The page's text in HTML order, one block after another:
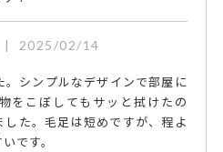
2025/02/14
。シンプルなデザインで部屋に
をこぼしてもサッと拭けたの
た。毛足は短めですが、程よ
です。